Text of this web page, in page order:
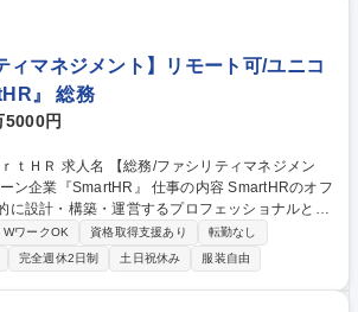
管理、安全衛生管理に関わる業務◇採用・雇用
管理・勤怠管理に関わる業務 募集職種 大
アムなどを手掛ける会社を支える/TOPPANグルー
ィマネジメント】リモート可/ユニコ
』 総務
5000円
ティマネジメン
』 仕事の内容 SmartHRのオフ
に設計・構築・運営するプロフェッショナルとし
たファシリティマネジメントを担当します。経営
しながら、 下記業務を担っていただ
・コンセプト設計 ■拠点構築・オフィス環境の整
・外部パートナーとの交渉やコスト管理 ■データ
WワークOK 資格取得支援あり
転勤なし
完全週休2日制 土日祝休み 服装自由